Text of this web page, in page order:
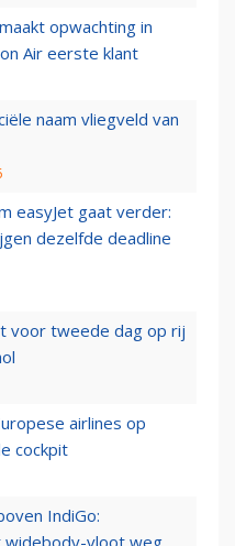
opwachting in
Air eerste klant
naam vliegveld van
easyJet gaat verder:
dezelfde deadline
voor tweede dag op rij
airlines op
cockpit
IndiGo: